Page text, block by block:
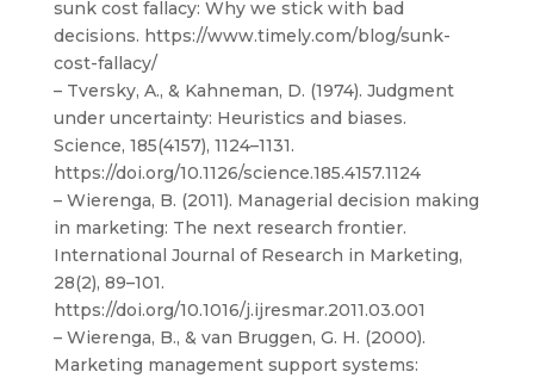
sunk cost fallacy: Why we stick with bad
decisions. https://www.timely.com/blog/sunk-
cost-fallacy/
– Tversky, A., & Kahneman, D. (1974). Judgment
under uncertainty: Heuristics and biases.
Science, 185(4157), 1124–1131.
https://doi.org/10.1126/science.185.4157.1124
– Wierenga, B. (2011). Managerial decision making
in marketing: The next research frontier.
International Journal of Research in Marketing,
28(2), 89–101.
https://doi.org/10.1016/j.ijresmar.2011.03.001
– Wierenga, B., & van Bruggen, G. H. (2000).
Marketing management support systems: